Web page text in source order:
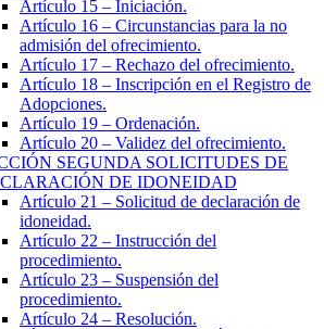
Artículo 15 – Iniciación.
Artículo 16 – Circunstancias para la no
admisión del ofrecimiento.
Artículo 17 – Rechazo del ofrecimiento.
Artículo 18 – Inscripción en el Registro de
Adopciones.
Artículo 19 – Ordenación.
Artículo 20 – Validez del ofrecimiento.
SEGUNDA SOLICITUDES DE
DE IDONEIDAD
Artículo 21 – Solicitud de declaración de
idoneidad.
Artículo 22 – Instrucción del
procedimiento.
Artículo 23 – Suspensión del
procedimiento.
Artículo 24 – Resolución.